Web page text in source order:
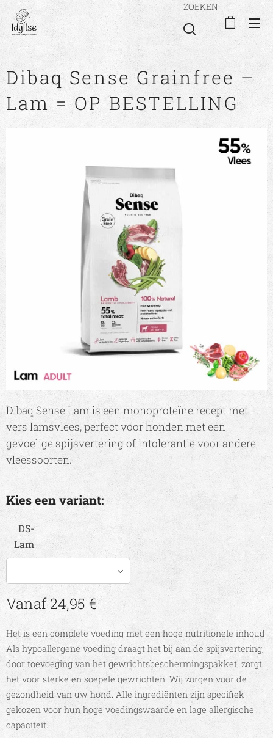
ZOEKEN
Dibaq Sense Grainfree –
Lam = OP BESTELLING
Dibaq Sense Lam is een monoproteïne recept met
vers lamsvlees, perfect voor honden met een
gevoelige spijsvertering of intolerantie voor andere
vleessoorten.
Kies een variant:
DS-
Lam
Vanaf24,95 €
Het is een complete voeding met een hoge nutritionele inhoud.
Als hypoallergene voeding draagt het bij aan de spijsvertering,
door toevoeging van het gewrichtsbeschermingspakket, zorgt
het voor sterke en soepele gewrichten. Wij zorgen voor de
gezondheid van uw hond. Alle ingrediënten zijn specifiek
gekozen voor hun hoge voedingswaarde en lage allergische
capaciteit.